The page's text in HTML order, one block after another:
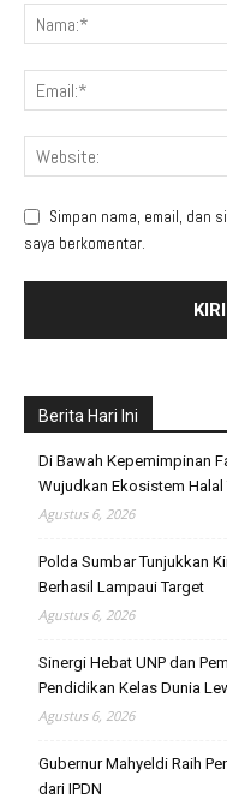
Simpan nama, email, dan
saya berkomentar.
Berita Hari Ini
Di Bawah Kepemimpinan
Wujudkan Ekosistem Halal
Agustus 6, 2026
Polda Sumbar Tunjukkan
Berhasil Lampaui Target
Agustus 6, 2026
Sinergi Hebat UNP dan
Pendidikan Kelas Dunia
Agustus 6, 2026
Gubernur Mahyeldi Raih
dari IPDN